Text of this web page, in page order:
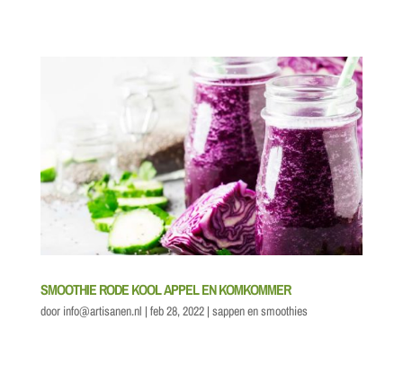
SMOOTHIE RODE KOOL APPEL EN KOMKOMMER
door info@artisanen.nl | feb 28, 2022| sappen en smoothies